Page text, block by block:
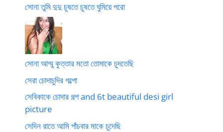
সোনা তুমি দুদু চুষতে চুষতে ঘুমিয়ে পরো
সোনা আম্মু কুত্তার মতো তোমাকে চুদতেছি
সেরা চোদাচুদির গল্পো
সেবিকাকে চোদার গল্প and 6t beautiful desi girl
picture
সেদিন রাতে আমি পাঁচবার মাকে চুদেছি